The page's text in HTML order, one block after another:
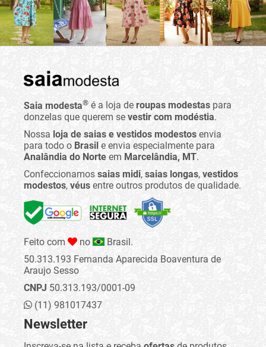
Saia modesta® é a loja de roupas modestas para
donzelas que querem se vestir com modéstia.
Nossa loja de saias e vestidos modestos envia
para todo o Brasil e envia especialmente para
Analândia do Norte em Marcelândia, MT.
Confeccionamos saias midi, saias longas, vestidos
modestos, véus entre outros produtos de qualidade.
Feito com no
Brasil.
50.313.193 Fernanda Aparecida Boaventura de
Araujo Sesso
CNPJ 50.313.193/0001-09
(11) 981017437
Newsletter